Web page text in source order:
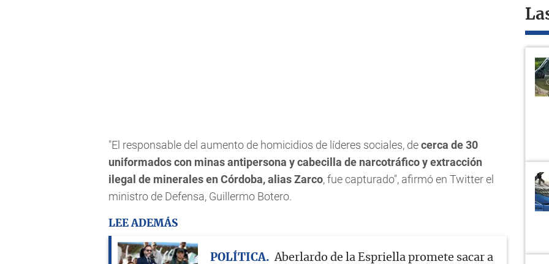
"El responsable del aumento de homicidios de líderes sociales, decerca de 30
uniformados con minas antipersona y cabecilla de narcotráfico y extracción
ilegal de minerales en Córdoba, alias Zarco, fue capturado", afirmó en Twitter el
ministro de Defensa, Guillermo Botero.
LEE ADEMÁS
POLÍTICA
Aberlardo de la Espriella promete sacar a